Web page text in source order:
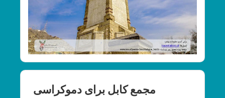
مجمع کابل برای دموکراسی